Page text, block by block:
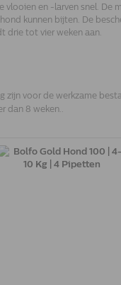
vlooien en -larven snel. De
kunnen bijten. De
drie tot vier weken aan.
zijn voor de werkzame
dan 8 weken..